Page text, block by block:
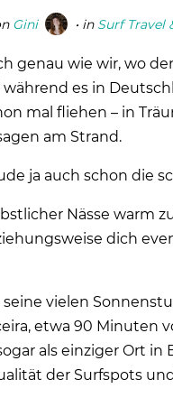
Gini • in Surf Travel
genau wie wir, wo
es in
mal fliehen – in
am Strand.
ja auch schon die
Nässe warm
dich
vielen
etwa 90
als einziger Ort in
der Surfspots